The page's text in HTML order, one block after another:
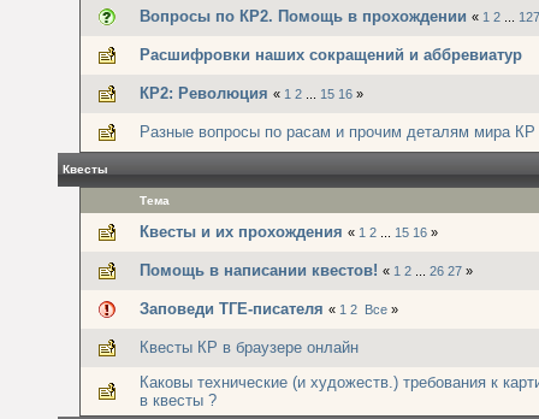
Вопросы по КР2. Помощь в прохождении « 1 2 127
Расшифровки наших сокращений и аббревиатур
КР2: Революция « 1 2 15 16 »
Разные вопросы по расам и прочим деталям мира КР
Квесты
Тема
Квесты и их прохождения « 1 2 15 16 »
Помощь в написании квестов! « 1 2 26 27 »
Заповеди ТГЕ-писателя « 1 2 Все »
Квесты КР в браузере онлайн
Каковы технические (и художеств.) требования к
в квесты ?